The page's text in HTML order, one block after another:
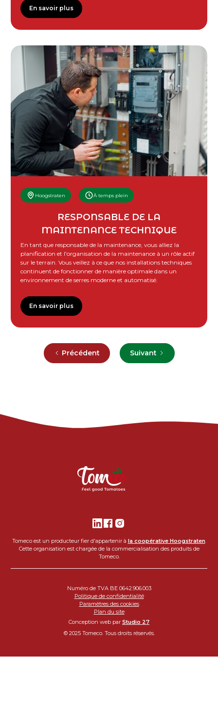
En savoir plus
Hoogstraten À temps plein
RESPONSABLE DE LA
MAINTENANCE TECHNIQUE
En tant que responsable de la maintenance, vous alliez la
planification et l'organisation de la maintenance à un rôle actif
sur le terrain. Vous veillez à ce que nos installations techniques
continuent de fonctionner de manière optimale dans un
environnement de serres moderne et automatisé.
En savoir plus
Précédent Suivant
Tomeco est un producteur fier d'appartenir à la coopérative Hoogstraten.
Cette organisation est chargée de la commercialisation des produits de
Tomeco.
© 2025 Tomeco. Tous droits réservés.
Conception web par Studio 27
Numéro de TVA BE 0642.906.003
Politique de confidentialité
Paramètres des cookies
Plan du site